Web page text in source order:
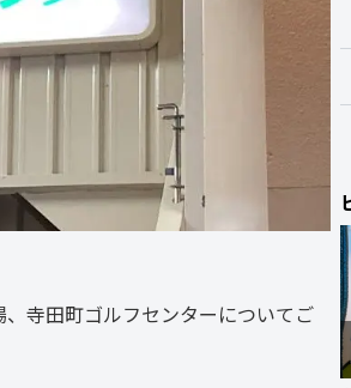
寺田町ゴルフセンターについてご